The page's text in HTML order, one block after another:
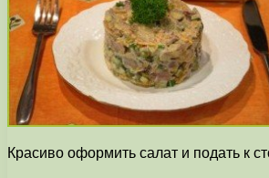
Красиво оформить салат и подать к